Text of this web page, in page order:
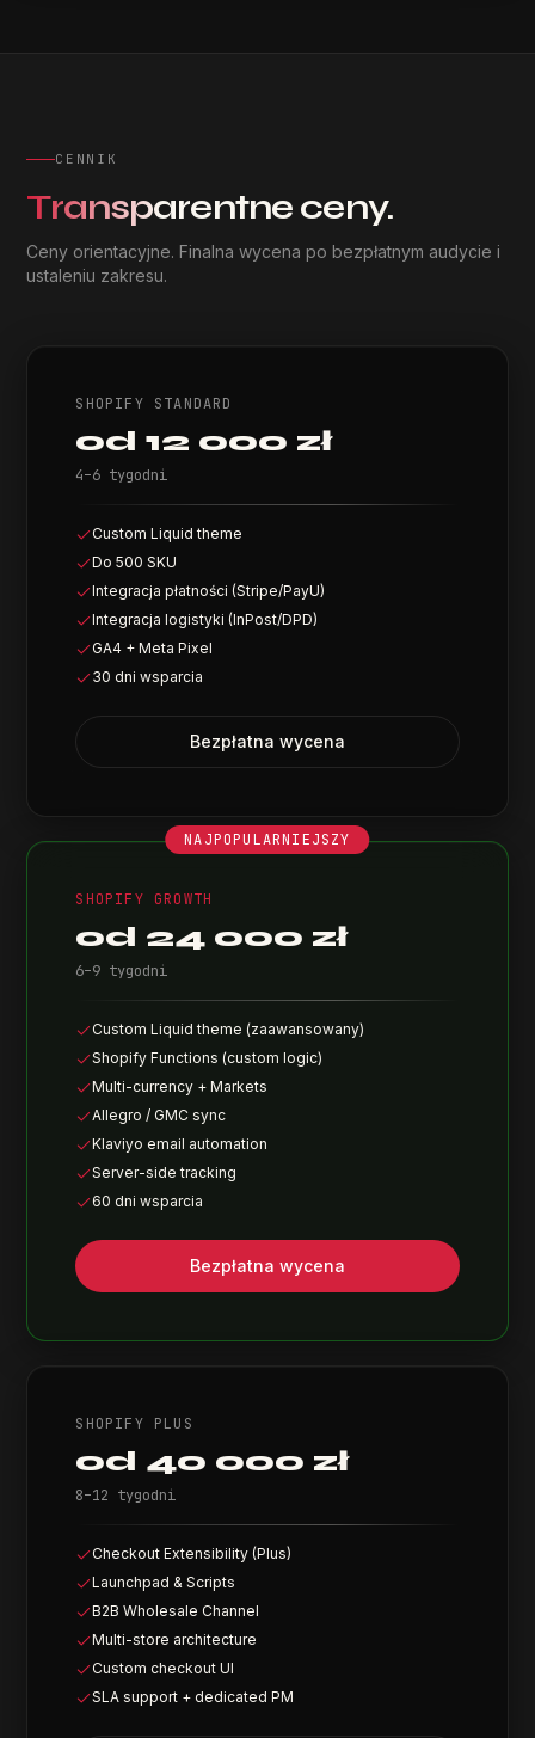
CENNIK
Transparentne ceny.
Ceny orientacyjne. Finalna wycena po bezpłatnym audycie i
ustaleniu zakresu.
SHOPIFY STANDARD
od 12 000 zł
4–6 tygodni
Custom Liquid theme
Do 500 SKU
Integracja płatności (Stripe/PayU)
Integracja logistyki (InPost/DPD)
GA4 + Meta Pixel
30 dni wsparcia
Bezpłatna wycena
NAJPOPULARNIEJSZY
SHOPIFY GROWTH
od 24 000 zł
6–9 tygodni
Custom Liquid theme (zaawansowany)
Shopify Functions (custom logic)
Multi-currency + Markets
Allegro / GMC sync
Klaviyo email automation
Server-side tracking
60 dni wsparcia
Bezpłatna wycena
SHOPIFY PLUS
od 40 000 zł
8–12 tygodni
Checkout Extensibility (Plus)
Launchpad & Scripts
B2B Wholesale Channel
Multi-store architecture
Custom checkout UI
SLA support + dedicated PM